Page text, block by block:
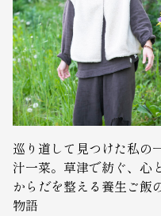
巡り道して見つけた私の
汁一菜。草津で紡ぐ、心と
からだを整える養生ご飯
物語